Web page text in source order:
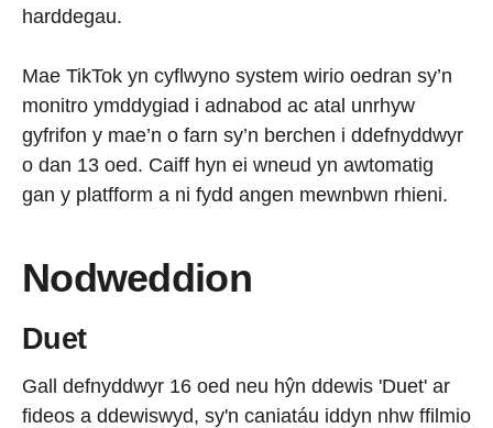
harddegau.
Mae TikTok yn cyflwyno system wirio oedran sy’n
monitro ymddygiad i adnabod ac atal unrhyw
gyfrifon y mae’n o farn sy’n berchen i ddefnyddwyr
o dan 13 oed. Caiff hyn ei wneud yn awtomatig
gan y platfform a ni fydd angen mewnbwn rhieni.
Nodweddion
Duet
Gall defnyddwyr 16 oed neu hŷn ddewis 'Duet' ar
fideos a ddewiswyd, sy'n caniatáu iddyn nhw ffilmio